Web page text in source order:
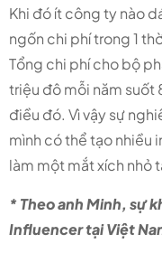
Khi đó ít công ty nào
ngốn chi phí trong 1
Tổng chi phí cho bộ
triệu đô mỗi năm suốt
điều đó. Vì vậy sự
mình có thể tạo nhiều
làm một mắt xích nhỏ
* Theo anh Minh, sự
Influencer tại Việt